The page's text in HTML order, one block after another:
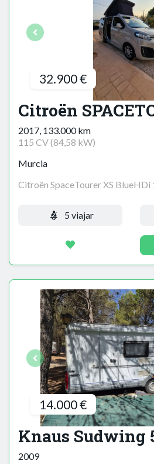
32.900 €
Citroën
2017, 133.000 km
115 CV (84,58 kW)
Murcia
Citroën SpaceTourer XS BlueHDi
5 viajar
14.000 €
Knaus Sudwing
2009